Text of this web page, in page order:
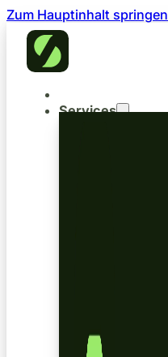
Zum Hauptinhalt springen
Services